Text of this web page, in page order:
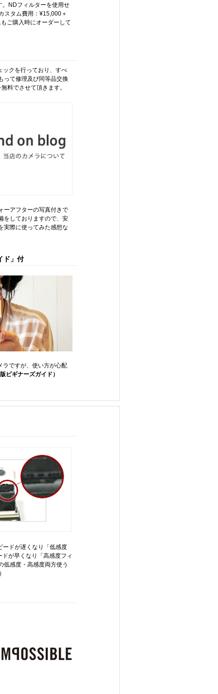
NDフィルターを使用せ
スタム費用：¥15,000＋
ご購入時にオーダーして
ックを行っており、すべ
って修理及び同等品交換
料でさせて頂きます。
ーアフターの写真付きで
をしておりますので、安
実際に使ってみた感想な
ド」付
ラですが、使い方が心配
ビギナーズガイド）
ードが遅くなり「低感度
が早くなり「高感度フィ
低感度・高感度両方使う